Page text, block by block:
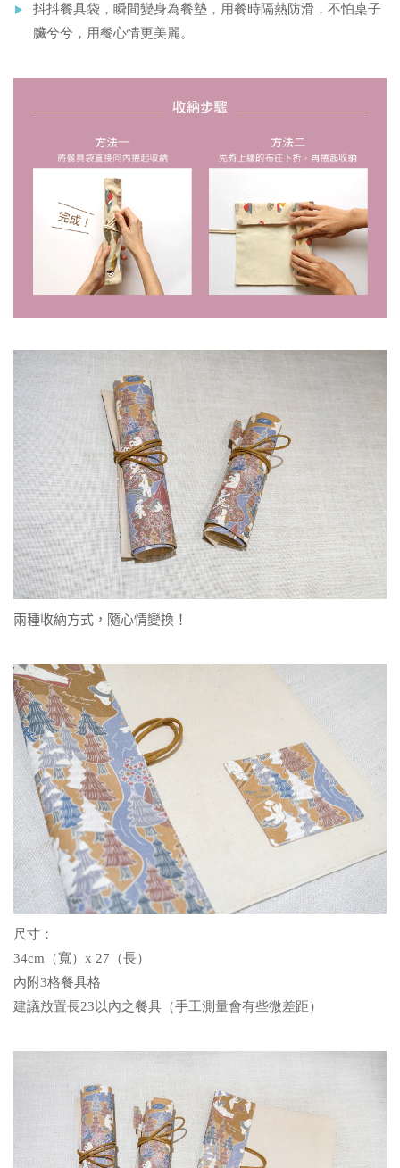
抖抖餐具袋，瞬間變身為餐墊，用餐時隔熱防滑，不怕桌子
臟兮兮，用餐心情更美麗。
兩種收納方式，隨心情變換！
尺寸：
34cm（寬）x 27（長）
內附3格餐具格
建議放置長23以內之餐具（手工測量會有些微差距）